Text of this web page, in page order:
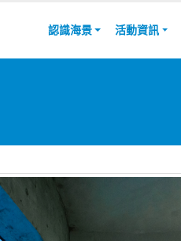
認識海景 活動資訊